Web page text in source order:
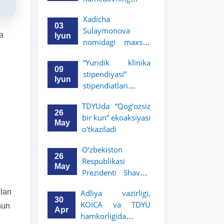
fanga, vatanga va
yosh avlod
tarbiyasiga
namunasidir”.
03
Iyun
Xadicha
Sulaymonova
nomidagi maxsus
2026/2027-o‘quv
yili g‘oliblari
aniqlandi
09
Iyun
“Yuridik klinika
stipendiyasi”
stipendiatlari
26
May
TDYUda “Qog‘ozsiz
bir kun” ekoaksiyasi
o‘tkaziladi
26
May
O‘zbekiston
Respublikasi
Prezidenti Shavkat
Oliy Majlis va
O‘zbekiston xalqiga
Murojaatnomasida
30
Apr
Adliya vazirligi,
KOICA va TDYU
hamkorligida